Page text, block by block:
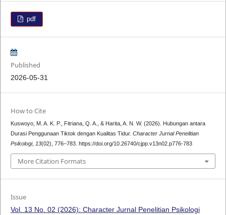
pdf
Published
2026-05-31
How to Cite
Kuswoyo, M. A. K. P., Fitriana, Q. A., & Harita, A. N. W. (2026). Hubungan antara
Durasi Penggunaan Tiktok dengan Kualitas Tidur. Character Jurnal Penelitian
Psikologi, 13(02), 776–783. https://doi.org/10.26740/cjpp.v13n02.p776-783
More Citation Formats
Issue
Vol. 13 No. 02 (2026): Character Jurnal Penelitian Psikologi